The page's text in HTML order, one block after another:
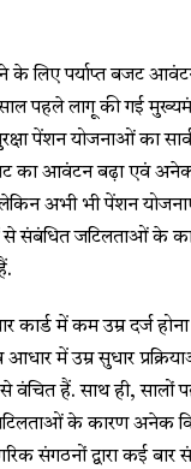
के लिए पर्याप्त बजट
पहले लागू की गई
पेंशन योजनाओं का
का आवंटन बढ़ा एवं अनेक
अभी भी पेंशन
से संबंधित जटिलताओं के
कार्ड में कम उम्र दर्ज
आधार में उम्र सुधार
वंचित हैं. साथ ही, सालों
जटिलताओं के कारण अनेक
संगठनों द्वारा कई बार